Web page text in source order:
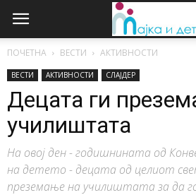
ПОЧЕТНА ВЕСТИ АКТИВНОСТИ
ВЕСТИ АКТИВНОСТИ СЛАЈДЕР
Децата ги
училиштата
На овој ден - годишнината од
на детето - децата од целиот
преземање на училиштата за да